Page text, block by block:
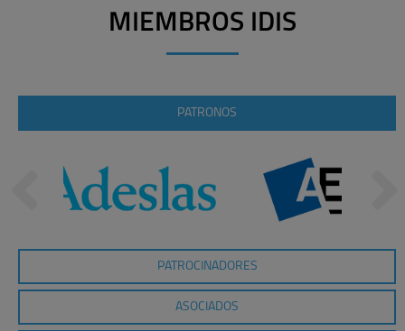
MIEMBROS IDIS
PATRONOS
PATROCINADORES
ASOCIADOS